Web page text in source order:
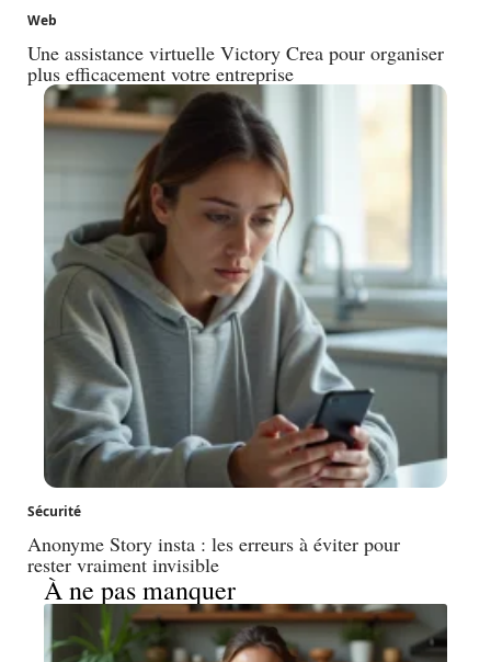
Web
Une assistance virtuelle Victory Crea pour organiser
plus efficacement votre entreprise
Sécurité
Anonyme Story insta : les erreurs à éviter pour
rester vraiment invisible
À ne pas manquer